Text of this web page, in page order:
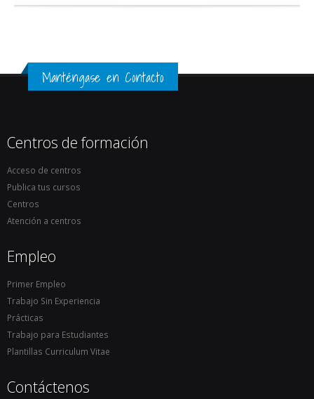
Manténgase en Contacto
Centros de formación
Acceso de centros
Publica tus cursos
Centros
Atención a centros
Empleo
Primer Empleo
Trabajo Sin Experiencia
Prácticas
Trabajo para Estudiantes
Plantillas Curriculum Vitae
Contáctenos